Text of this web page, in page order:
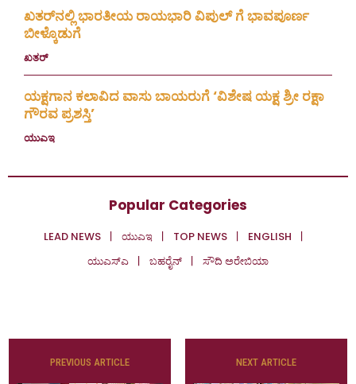
ಖತರ್‌ನಲ್ಲಿ ಭಾರತೀಯ ರಾಯಭಾರಿ ವಿಪುಲ್ ಗೆ ಭಾವಪೂರ್ಣ
ಬೀಳ್ಕೊಡುಗೆ
ಖತರ್
ಯಕ್ಷಗಾನ ಕಲಾವಿದ ವಾಸು ಬಾಯರುಗೆ ‘ವಿಶೇಷ ಯಕ್ಷ ಶ್ರೀ ರಕ್ಷಾ
ಗೌರವ ಪ್ರಶಸ್ತಿ’
ಯುಎಇ
Popular Categories
LEAD NEWS ಯುಎಇ TOP NEWS
ENGLISH
ಯುಎಸ್‌ಎ
ಬಹರೈನ್ ಸೌದಿ ಅರೇಬಿಯಾ
PREVIOUS ARTICLE NEXT ARTICLE